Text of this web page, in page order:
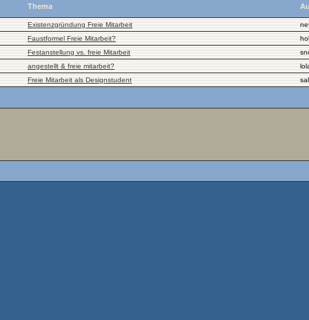
Thema
Existenzgründung Freie Mitarbeit
Faustformel Freie Mitarbeit?
Festanstellung vs. freie Mitarbeit
angestellt & freie mitarbeit?
Freie Mitarbeit als Designstudent